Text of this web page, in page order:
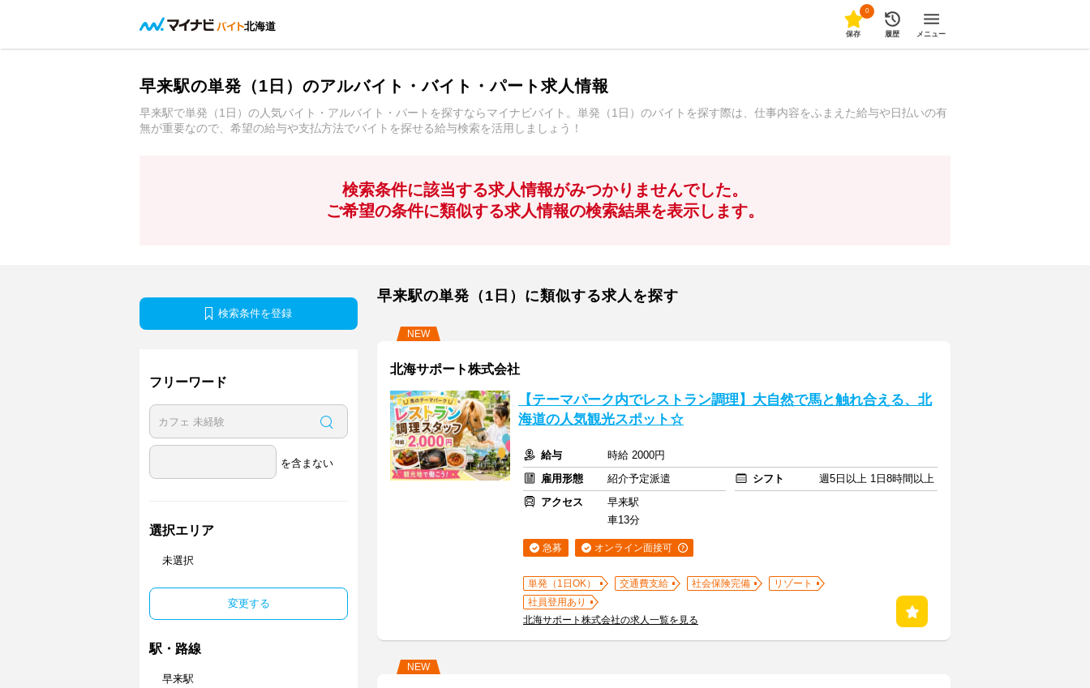
北海道
0
保存 履歴 メニュー
早来駅の単発（1日）のアルバイト・バイト・パート求人情報
早来駅で単発（1日）の人気バイト・アルバイト・パートを探すならマイナビバイト。単発（1日）のバイトを探す際は、仕事内容をふまえた給与や日払いの有
無が重要なので、希望の給与や支払方法でバイトを探せる給与検索を活用しましょう！
検索条件に該当する求人情報がみつかりませんでした。
ご希望の条件に類似する求人情報の検索結果を表示します。
検索条件を登録
フリーワード
を含まない
選択エリア
未選択
変更する
駅・路線
早来駅
早来駅の単発（1日）に類似する求人を探す
NEW
北海サポート株式会社
【テーマパーク内でレストラン調理】大自然で馬と触れ合える、北
海道の人気観光スポット☆
給与
時給 2000円
雇用形態
紹介予定派遣 シフト
週5日以上 1日8時間以上
アクセス
早来駅
車13分
急募 オンライン面接可
単発（1日OK） 交通費支給 社会保険完備
リゾート
社員登用あり
北海サポート株式会社の求人一覧を見る
NEW